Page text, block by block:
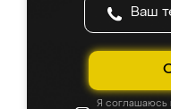
Я соглашаюсь